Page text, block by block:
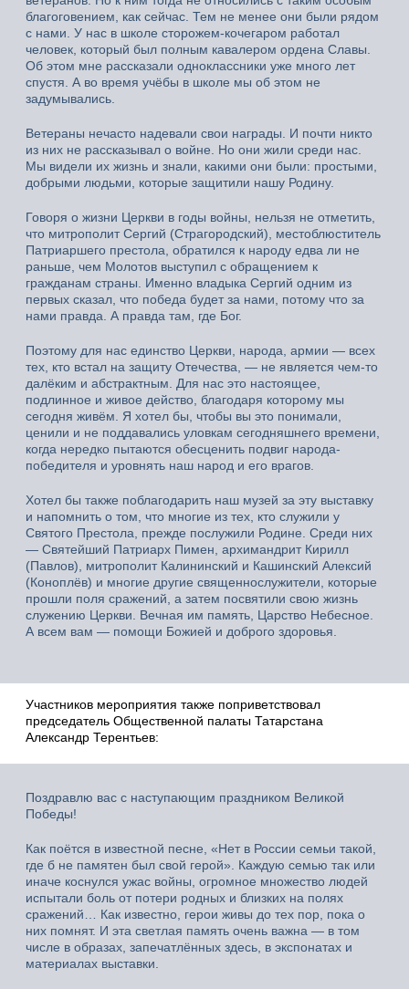
благоговением, как сейчас. Тем не менее они были рядом
с нами. У нас в школе сторожем-кочегаром работал
человек, который был полным кавалером ордена Славы.
Об этом мне рассказали одноклассники уже много лет
спустя. А во время учёбы в школе мы об этом не
задумывались.
Ветераны нечасто надевали свои награды. И почти никто
из них не рассказывал о войне. Но они жили среди нас.
Мы видели их жизнь и знали, какими они были: простыми,
добрыми людьми, которые защитили нашу Родину.
Говоря о жизни Церкви в годы войны, нельзя не отметить,
что митрополит Сергий (Страгородский), местоблюститель
Патриаршего престола, обратился к народу едва ли не
раньше, чем Молотов выступил с обращением к
гражданам страны. Именно владыка Сергий одним из
первых сказал, что победа будет за нами, потому что за
нами правда. А правда там, где Бог.
Поэтому для нас единство Церкви, народа, армии — всех
тех, кто встал на защиту Отечества, — не является чем-то
далёким и абстрактным. Для нас это настоящее,
подлинное и живое действо, благодаря которому мы
сегодня живём. Я хотел бы, чтобы вы это понимали,
ценили и не поддавались уловкам сегодняшнего времени,
когда нередко пытаются обесценить подвиг народа-
победителя и уровнять наш народ и его врагов.
Хотел бы также поблагодарить наш музей за эту выставку
и напомнить о том, что многие из тех, кто служили у
Святого Престола, прежде послужили Родине. Среди них
— Святейший Патриарх Пимен, архимандрит Кирилл
(Павлов), митрополит Калининский и Кашинский Алексий
(Коноплёв) и многие другие священнослужители, которые
прошли поля сражений, а затем посвятили свою жизнь
служению Церкви. Вечная им память, Царство Небесное.
А всем вам — помощи Божией и доброго здоровья.
Участников мероприятия также поприветствовал
председатель Общественной палаты Татарстана
Александр Терентьев:
Поздравлю вас с наступающим праздником Великой
Победы!
Как поётся в известной песне, «Нет в России семьи такой,
где б не памятен был свой герой». Каждую семью так или
иначе коснулся ужас войны, огромное множество людей
испытали боль от потери родных и близких на полях
сражений… Как известно, герои живы до тех пор, пока о
них помнят. И эта светлая память очень важна — в том
числе в образах, запечатлённых здесь, в экспонатах и
материалах выставки.